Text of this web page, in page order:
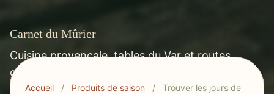
Carnet du Mûrier
Cuisine provençale, tables du Var et routes
gourmandes méditerranéennes.
Accueil / Produits de saison /
Trouver les jours de